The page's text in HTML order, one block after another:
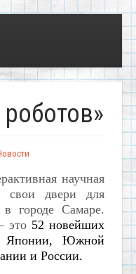
научная
свои двери для
городе Самаре.
это 52 новейших
Южной
и России.